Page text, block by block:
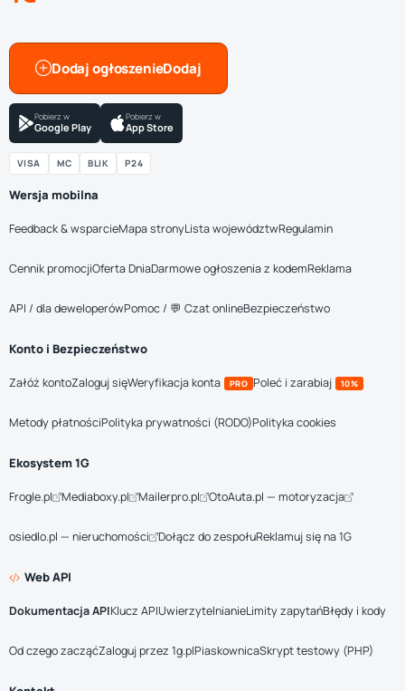
Dodaj ogłoszenie
Pobierz w
Google Play
Pobierz w
App Store
VISA MC BLIK P24
Wersja mobilna
Feedback & wsparcieMapa stronyLista województwRegulamin
Cennik promocjiOferta DniaDarmowe ogłoszenia z kodemReklama
API / dla deweloperówPomoc / 💬 Czat onlineBezpieczeństwo
Konto i Bezpieczeństwo
Załóż kontoZaloguj sięWeryfikacja konta PRO Poleć i zarabiaj 10%
Metody płatnościPolityka prywatności (RODO)Polityka cookies
Ekosystem 1G
Frogle.pl Mediaboxy.pl Mailerpro.pl OtoAuta.pl — motoryzacja
osiedlo.pl — nieruchomości Dołącz do zespołuReklamuj się na 1G
Web API
Dokumentacja APIKlucz APIUwierzytelnianieLimity zapytańBłędy i kody
Od czego zacząćZaloguj przez 1g.plPiaskownicaSkrypt testowy (PHP)